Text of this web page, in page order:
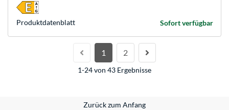
Sofort verfügbar
Produkt­datenblatt
1 2
1-24 von 43 Ergebnisse
Zurück zum Anfang